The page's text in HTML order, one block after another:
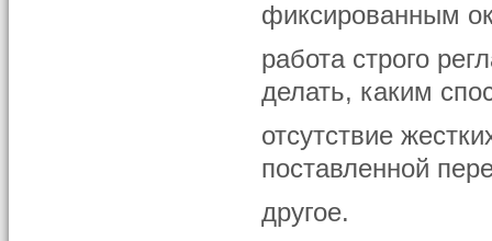
фиксированным
работа строго
делать, каким
отсутствие
поставленной
другое.